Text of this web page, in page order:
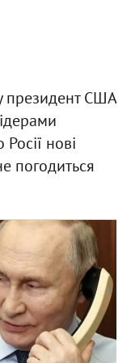
президент США
нові
погодиться